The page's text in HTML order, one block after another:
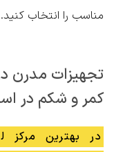
مناسب را انتخاب کنید.
تجهیزات مدرن
کمر و شکم در
در بهترین